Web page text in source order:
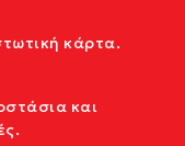
κάρτα.
και